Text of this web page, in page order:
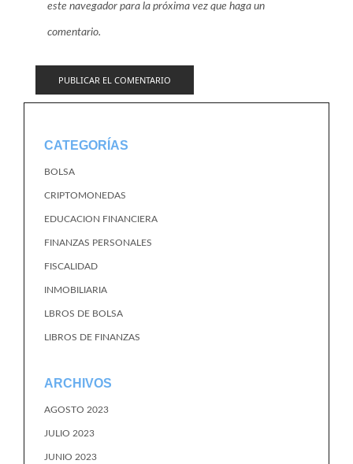
este navegador para la próxima vez que haga un
comentario.
CATEGORÍAS
BOLSA
CRIPTOMONEDAS
EDUCACION FINANCIERA
FINANZAS PERSONALES
FISCALIDAD
INMOBILIARIA
LBROS DE BOLSA
LIBROS DE FINANZAS
ARCHIVOS
AGOSTO 2023
JULIO 2023
JUNIO 2023